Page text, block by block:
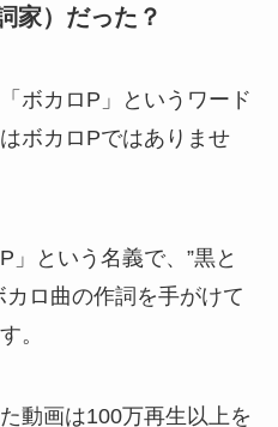
家）だった？
ボカロP」というワード
ボカロPではありませ
」という名義で、”黒と
ロ曲の作詞を手がけて
。
動画は100万再生以上を